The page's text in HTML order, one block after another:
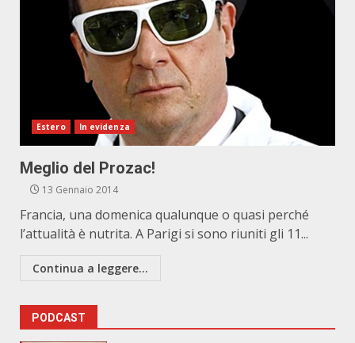
Estero In evidenza
Meglio del Prozac!
13 Gennaio 2014
Francia, una domenica qualunque o quasi perché
l’attualità è nutrita. A Parigi si sono riuniti gli 11...
Continua a leggere...
PODCAST